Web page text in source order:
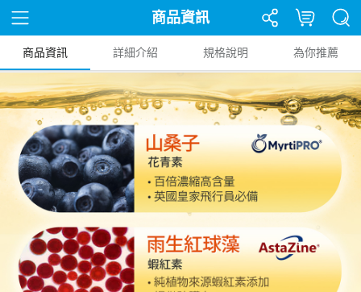
商品資訊
商品資訊 詳細介紹 規格說明 為你推薦